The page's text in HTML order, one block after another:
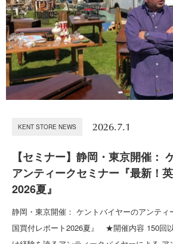
KENT STORE NEWS 2026.7.1
【セミナー】静岡・東京開催：
アンティークセミナー『最新！
2026夏』
静岡・東京開催： ケントバイヤーのアンテ
国買付レポート2026夏』 ★開催内容 150回